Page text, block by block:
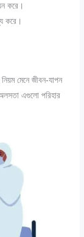
করে।
করে।
মেনে জীবন-যাপন
এগুলো পরিহার